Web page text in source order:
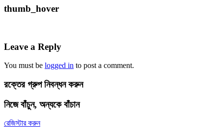
thumb_hover
Leave a Reply
You must be logged in to post a comment.
রক্তের গ্রুপ নিবন্ধন করুন
নিজে বাঁচুন, অন্যকে বাঁচান
রেজিস্টার করুন